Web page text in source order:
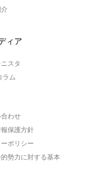
ィア
スタ
ラム
わせ
保護方針
ポリシー
勢力に対する基本